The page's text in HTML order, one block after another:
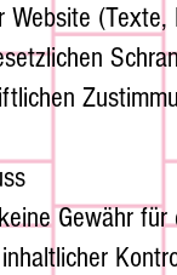
Website
Gewähr